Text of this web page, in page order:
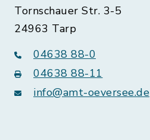
Tornschauer Str. 3-5
24963 Tarp
04638 88-0
04638 88-11
info@amt-oeversee.de